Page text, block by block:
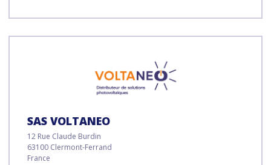
SAS VOLTANEO
12 Rue Claude Burdin
63100 Clermont-Ferrand
France